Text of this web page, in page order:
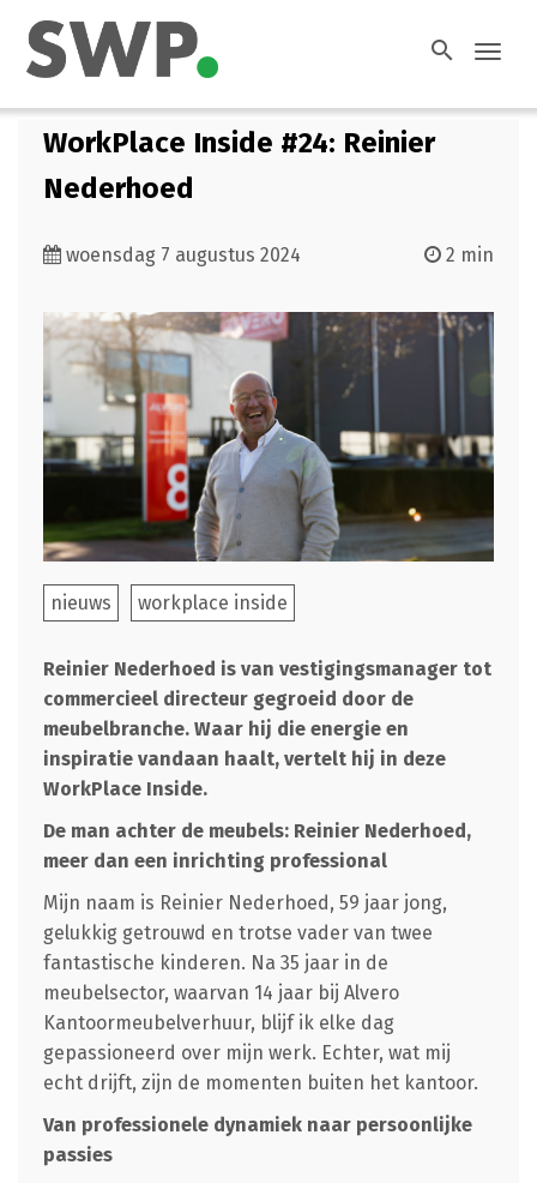
search
WorkPlace Inside #24: Reinier
Nederhoed
woensdag 7 augustus 2024 2 min
nieuws workplace inside
Reinier Nederhoed is van vestigingsmanager tot
commercieel directeur gegroeid door de
meubelbranche. Waar hij die energie en
inspiratie vandaan haalt, vertelt hij in deze
WorkPlace Inside.
De man achter de meubels: Reinier Nederhoed,
meer dan een inrichting professional
Mijn naam is Reinier Nederhoed, 59 jaar jong,
gelukkig getrouwd en trotse vader van twee
fantastische kinderen. Na 35 jaar in de
meubelsector, waarvan 14 jaar bij Alvero
Kantoormeubelverhuur, blijf ik elke dag
gepassioneerd over mijn werk. Echter, wat mij
echt drijft, zijn de momenten buiten het kantoor.
Van professionele dynamiek naar persoonlijke
passies